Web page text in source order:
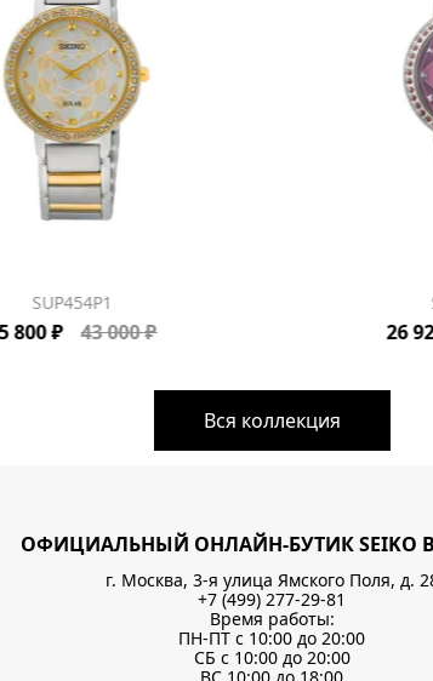
SUP454P1
800 ₽ 43 000 ₽ 26
Вся коллекция
ОФИЦИАЛЬНЫЙ ОНЛАЙН-БУТИК SEIKO
г. Москва, 3-я улица Ямского Поля, д.
+7 (499) 277-29-81
Время работы:
ПН-ПТ с 10:00 до 20:00
СБ с 10:00 до 20:00